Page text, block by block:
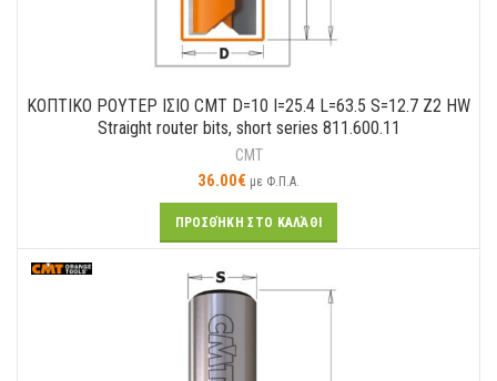
ΚΟΠΤΙΚΟ ΡΟΥΤΕΡ ΙΣΙΟ CMT D=10 I=25.4 L=63.5 S=12.7 Z2 HW
Straight router bits, short series 811.600.11
CMT
36.00€ με Φ.Π.Α.
ΠΡΟΣΘΉΚΗ ΣΤΟ ΚΑΛΆΘΙ